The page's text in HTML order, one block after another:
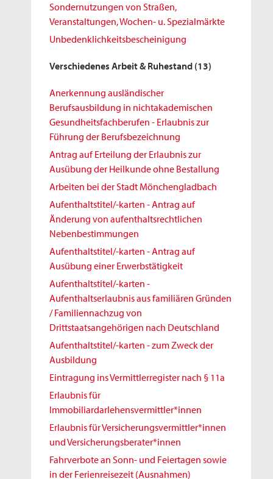
Sondernutzungen von Straßen,
Veranstaltungen, Wochen- u. Spezialmärkte
Unbedenklichkeitsbescheinigung
Verschiedenes Arbeit & Ruhestand (13)
Anerkennung ausländischer
Berufsausbildung in nichtakademischen
Gesundheitsfachberufen - Erlaubnis zur
Führung der Berufsbezeichnung
Antrag auf Erteilung der Erlaubnis zur
Ausübung der Heilkunde ohne Bestallung
Arbeiten bei der Stadt Mönchengladbach
Aufenthaltstitel/-karten - Antrag auf
Änderung von aufenthaltsrechtlichen
Nebenbestimmungen
Aufenthaltstitel/-karten - Antrag auf
Ausübung einer Erwerbstätigkeit
Aufenthaltstitel/-karten -
Aufenthaltserlaubnis aus familiären Gründen
/ Familiennachzug von
Drittstaatsangehörigen nach Deutschland
Aufenthaltstitel/-karten - zum Zweck der
Ausbildung
Eintragung ins Vermittlerregister nach § 11a
Erlaubnis für
Immobiliardarlehensvermittler*innen
Erlaubnis für Versicherungsvermittler*innen
und Versicherungsberater*innen
Fahrverbote an Sonn- und Feiertagen sowie
in der Ferienreisezeit (Ausnahmen)